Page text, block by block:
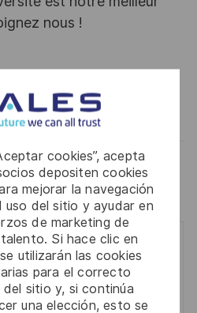
cookies”, acepta
depositen cookies
mejorar la navegación
uso del sitio y ayudar en
de marketing de
Si hace clic en
utilizarán las cookies
para el correcto
sitio y, si continúa
una elección, esto se
nous !
Guardar
jobs
a week